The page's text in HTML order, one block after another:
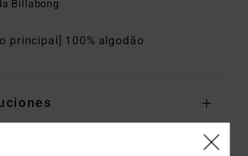
Billabong
principal] 100% algodão